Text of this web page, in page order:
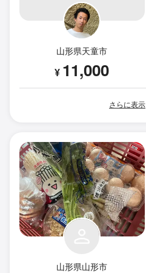
山形県天童市
¥ 11,000
さらに表示
山形県山形市